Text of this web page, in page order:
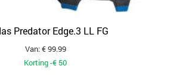
Predator Edge.3 LL FG
Van: € 99.99
Korting -€ 50